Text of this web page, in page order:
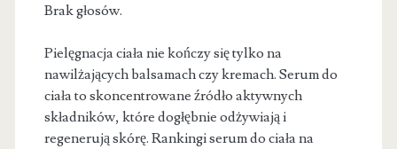
Brak głosów.
Pielęgnacja ciała nie kończy się tylko na
nawilżających balsamach czy kremach. Serum do
ciała to skoncentrowane źródło aktywnych
składników, które dogłębnie odżywiają i
regenerują skórę. Rankingi serum do ciała na